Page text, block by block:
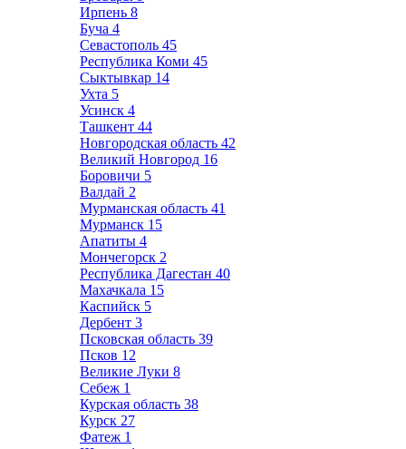
Ирпень 8
Буча 4
Севастополь 45
Республика Коми 45
Сыктывкар 14
Ухта 5
Усинск 4
Ташкент 44
Новгородская область 42
Великий Новгород 16
Боровичи 5
Валдай 2
Мурманская область 41
Мурманск 15
Апатиты 4
Мончегорск 2
Республика Дагестан 40
Махачкала 15
Каспийск 5
Дербент 3
Псковская область 39
Псков 12
Великие Луки 8
Себеж 1
Курская область 38
Курск 27
Фатеж 1